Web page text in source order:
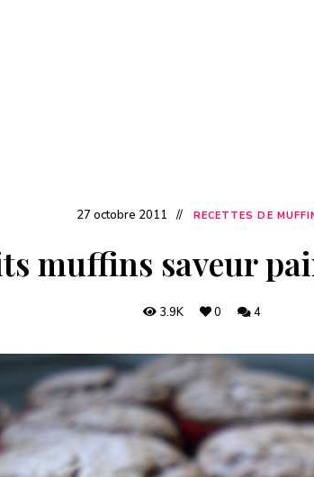
27 octobre 2011 RECETTES DE
muffins saveur
3.9K 0 4